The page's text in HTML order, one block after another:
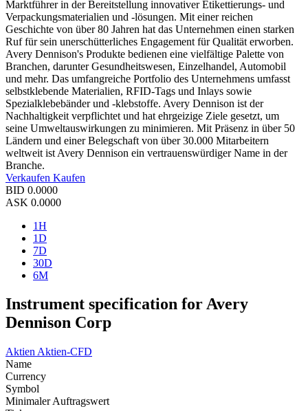
Marktführer in der Bereitstellung innovativer Etikettierungs- und
Verpackungsmaterialien und -lösungen. Mit einer reichen
Geschichte von über 80 Jahren hat das Unternehmen einen starken
Ruf für sein unerschütterliches Engagement für Qualität erworben.
Avery Dennison's Produkte bedienen eine vielfältige Palette von
Branchen, darunter Gesundheitswesen, Einzelhandel, Automobil
und mehr. Das umfangreiche Portfolio des Unternehmens umfasst
selbstklebende Materialien, RFID-Tags und Inlays sowie
Spezialklebebänder und -klebstoffe. Avery Dennison ist der
Nachhaltigkeit verpflichtet und hat ehrgeizige Ziele gesetzt, um
seine Umweltauswirkungen zu minimieren. Mit Präsenz in über 50
Ländern und einer Belegschaft von über 30.000 Mitarbeitern
weltweit ist Avery Dennison ein vertrauenswürdiger Name in der
Branche.
Verkaufen Kaufen
BID 0.0000
ASK 0.0000
1H
1D
7D
30D
6M
Instrument specification for Avery
Dennison Corp
Aktien Aktien-CFD
Name
Currency
Symbol
Minimaler Auftragswert